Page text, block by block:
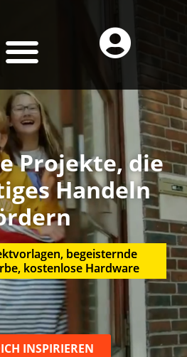
Projekte, die
Handeln
begeisternde
kostenlose Hardware
INSPIRIEREN